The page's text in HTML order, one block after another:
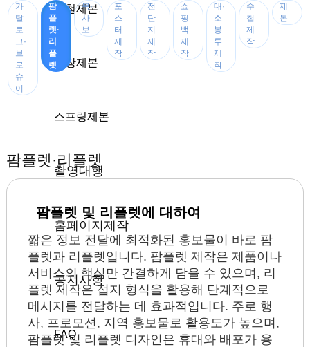
중철제본
양장제본
스프링제본
촬영대행
홈페이지제작
공지사항
FAQ
카
탈
로
그·
브
로
슈
어
팜
플
렛·
리
플
렛
북·
사
보
포
스
터
제
작
전
단
지
제
작
쇼
핑
백
제
작
대·
소
봉
투
제
작
수
첩
제
작
제
본
팜플렛·리플렛
팜플렛 및 리플렛에 대하여
짧은 정보 전달에 최적화된 홍보물이 바로 팜
플렛과 리플렛입니다. 팜플렛 제작은 제품이나
서비스의 핵심만 간결하게 담을 수 있으며, 리
플렛 제작은 접지 형식을 활용해 단계적으로
메시지를 전달하는 데 효과적입니다. 주로 행
사, 프로모션, 지역 홍보물로 활용도가 높으며,
팜플렛 및 리플렛 디자인은 휴대와 배포가 용